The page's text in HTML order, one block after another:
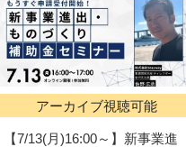
アーカイブ視聴可能
【7/13(月)16:00～】新事業進